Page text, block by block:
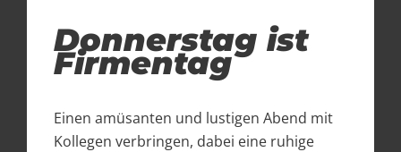
Donnerstag ist
Firmentag
Einen amüsanten und lustigen Abend mit
Kollegen verbringen, dabei eine ruhige